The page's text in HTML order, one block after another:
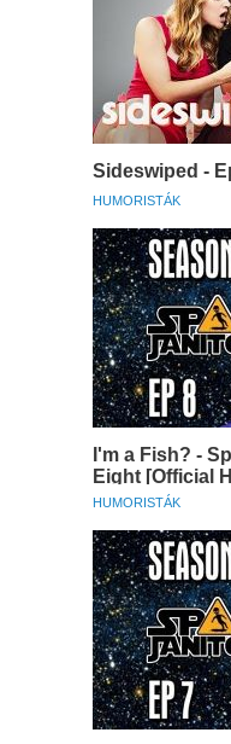
Sideswiped -
HUMORISTÁK
I'm a Fish? -
Eight [Official
HUMORISTÁK